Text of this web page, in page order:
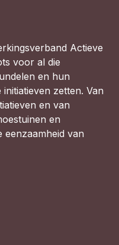
Actieve
voor al die
en hun
zetten. Van
en van
en
eenzaamheid van